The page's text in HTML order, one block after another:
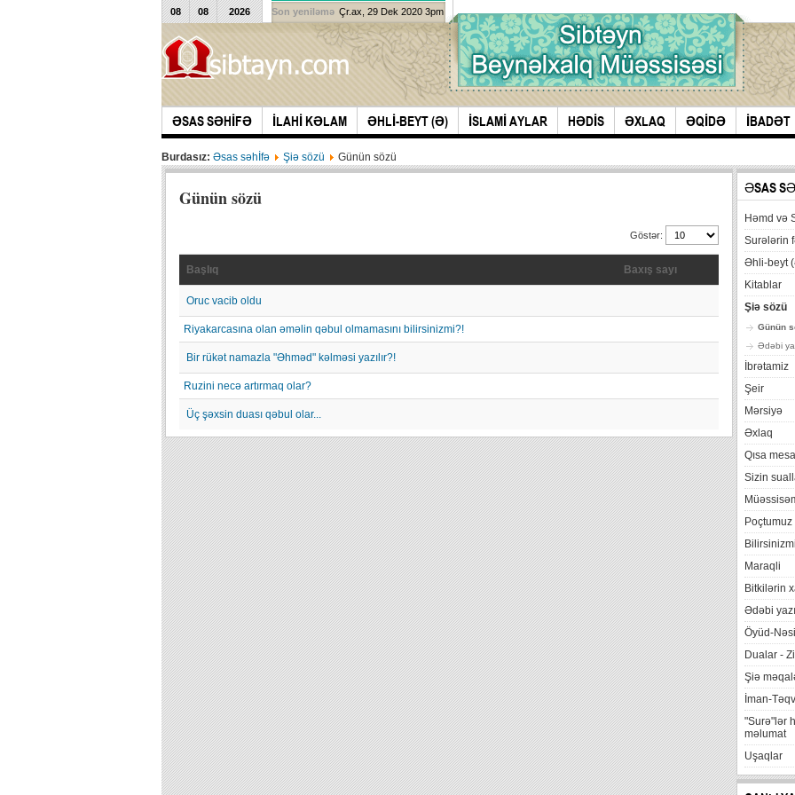
ƏSAS SƏHİFƏ İLAHİ KƏLAM ƏHLİ-BEYT (Ə) İSLAMİ AYLAR HƏDİS ƏXLAQ ƏQİDƏ İBADƏT
08 08 2026 Son yeniləmə Çr.ax, 29 Dek 2020 3pm
Burdasız: Əsas səhİfə Şiə sözü Günün sözü
Günün sözü
Göstər:
Başlıq Baxış sayı
Oruc vacib oldu
Riyakarcasına olan əməlin qəbul olmamasını bilirsinizmi?!
Bir rükət namazla "Əhməd" kəlməsi yazılır?!
Ruzini necə artırmaq olar?
Üç şəxsin duası qəbul olar...
ƏSAS
Həmd və
Surələrin
Əhli-beyt
Kitablar
Şiə sözü
Günün
Ədəbi
İbrətamiz
Şeir
Mərsiyə
Əxlaq
Qısa
Sizin
Poçtumuz
Bilirsinizmi
Maraqli
Bitkilərin
Ədəbi
Öyüd-
Dualar -
Şiə
İman-
"Surə"lər
məlumat
Uşaqlar